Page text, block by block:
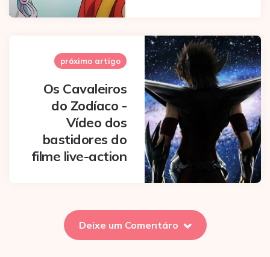
próximo artigo
Os Cavaleiros
do Zodíaco -
Vídeo dos
bastidores do
filme live-action
Deixe um Comentáro